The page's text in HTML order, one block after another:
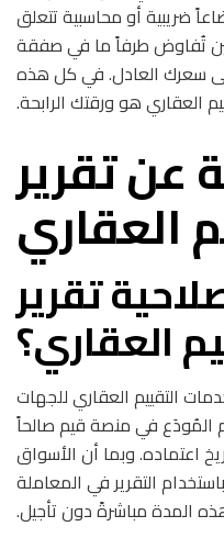
ضريبية أو محاسبية تتعلق
حين تُفاوض طرفاً ما في صفقة
سعرك العادل. في كل هذه
العقاري هو ورقتك الرابحة.
عن تقرير
العقاري
تقرير
العقاري؟
التقييم العقاري للجهات
المُودَع في منصة قيم صالحاً
90 يوماً من تاريخ اعتماده. وبما أن الأسواق
التقرير في المعاملة
المدة مباشرةً دون تأجيل.